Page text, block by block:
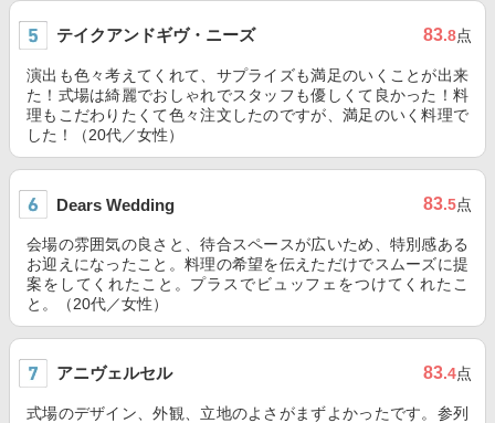
テイクアンドギヴ・ニーズ 83.8点
演出も色々考えてくれて、サプライズも満足のいくことが出来
た！式場は綺麗でおしゃれでスタッフも優しくて良かった！料
理もこだわりたくて色々注文したのですが、満足のいく料理で
した！（20代／女性）
Dears Wedding 83.5点
会場の雰囲気の良さと、待合スペースが広いため、特別感ある
お迎えになったこと。料理の希望を伝えただけでスムーズに提
案をしてくれたこと。プラスでビュッフェをつけてくれたこ
と。（20代／女性）
アニヴェルセル 83.4点
式場のデザイン、外観、立地のよさがまずよかったです。参列